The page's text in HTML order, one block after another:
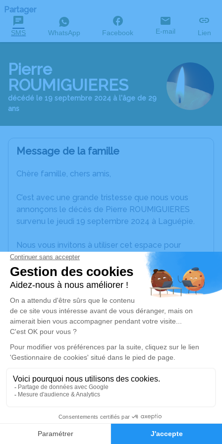
Faire-part Hommages
Partager
SMS WhatsApp Facebook E-mail Lien
Pierre
ROUMIGUIERES
décédé le 19 septembre 2024 à l'âge de 29
ans
Message de la famille
Chère famille, chers amis,
C’est avec une grande tristesse que nous vous
annonçons le décès de Pierre ROUMIGUIERES
survenu le jeudi 19 septembre 2024 à Laguépie.
Nous vous invitons à utiliser cet espace pour
laisser vos condoléances, partager des photos
souvenirs, une anecdote ou exprimer vos pensées
à travers des poèmes ou des textes. Cet endroit
est un lieu d'expression dédié à honorer la
mémoire de Pierre ROUMIGUIERES.
Un service de plantation d’arbre hommage est
disponible ici.
Je rends hommage
Cérémonie civile
Cimetière de Laguépie
82250 Laguépie